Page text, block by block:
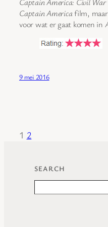
Captain Americafilm, maar
voor wat er gaat komen in
9 mei 2016
1 2
SEARCH